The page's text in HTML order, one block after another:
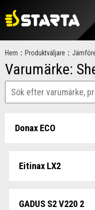
Hem : Produktväljare :
Varumärke:
Donax ECO
Eitinax LX2
GADUS S2 V220 2